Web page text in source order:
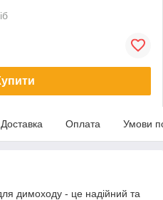
Доставка Оплата Умови
димоходу - це надійний та